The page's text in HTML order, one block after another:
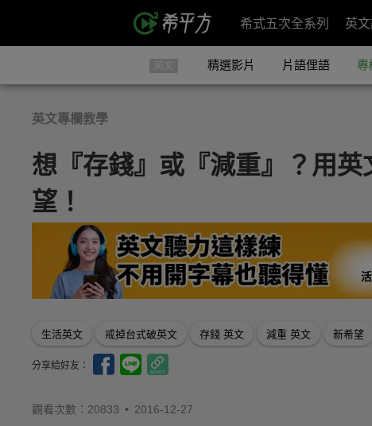
希式五次全系列 英
英文 精選影片 片語俚語 專
英文專欄教學
想『存錢』或『減重』？用
望！
生活英文 戒掉台式破英文 存錢 英文 減重 英文 新希望
分享給好友：
觀看次數：20833 • 2016-12-27